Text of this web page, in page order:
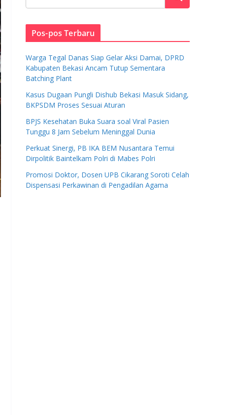
Pos-pos Terbaru
Warga Tegal Danas Siap Gelar Aksi Damai, DPRD
Kabupaten Bekasi Ancam Tutup Sementara
Batching Plant
Kasus Dugaan Pungli Dishub Bekasi Masuk Sidang,
BKPSDM Proses Sesuai Aturan
BPJS Kesehatan Buka Suara soal Viral Pasien
Tunggu 8 Jam Sebelum Meninggal Dunia
Perkuat Sinergi, PB IKA BEM Nusantara Temui
Dirpolitik Baintelkam Polri di Mabes Polri
Promosi Doktor, Dosen UPB Cikarang Soroti Celah
Dispensasi Perkawinan di Pengadilan Agama